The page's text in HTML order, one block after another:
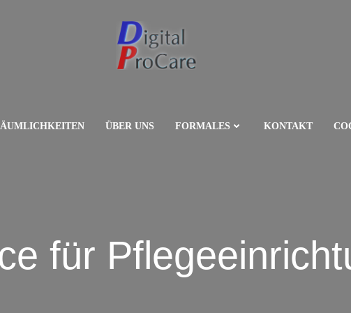
ÜBER UNS FORMALES KONTAKT
für